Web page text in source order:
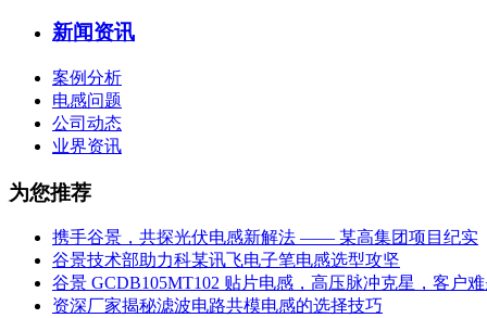
新闻资讯
案例分析
电感问题
公司动态
业界资讯
为您推荐
携手谷景，共探光伏电感新解法 —— 某高集团项目纪实
谷景技术部助力科某讯飞电子笔电感选型攻坚
谷景 GCDB105MT102 贴片电感，高压脉冲克星，客户
资深厂家揭秘滤波电路共模电感的选择技巧